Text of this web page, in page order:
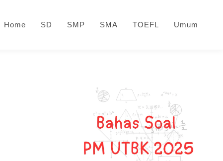
Home SD SMP SMA TOEFL Umum